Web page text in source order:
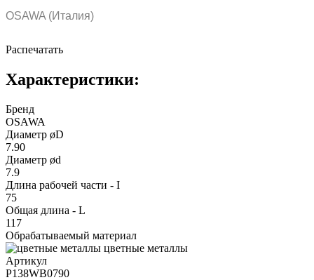
OSAWA (Италия)
Распечатать
Характеристики:
Бренд
OSAWA
Диаметр øD
7.90
Диаметр ød
7.9
Длина рабочей части - I
75
Общая длина - L
117
Обрабатываемый материал
цветные металлы
Артикул
P138WB0790